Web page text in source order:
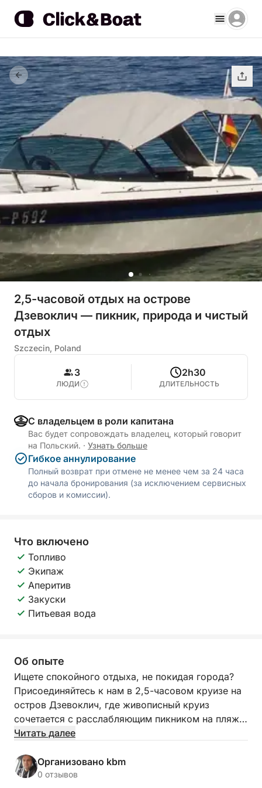
2,5-часовой отдых на острове
Дзевоклич — пикник, природа и чистый
отдых
Szczecin, Poland
3
ЛЮДИ
2h30
ДЛИТЕЛЬНОСТЬ
С владельцем в роли капитана
Вас будет сопровождать владелец, который говорит
на Польский. · Узнать больше
Гибкое аннулирование
Полный возврат при отмене не менее чем за 24 часа
до начала бронирования (за исключением сервисных
сборов и комиссии).
Что включено
Топливо
Экипаж
Аперитив
Закуски
Питьевая вода
Об опыте
Ищете спокойного отдыха, не покидая города?
Присоединяйтесь к нам в 2,5-часовом круизе на
остров Дзевоклич, где живописный круиз
сочетается с расслабляющим пикником на пляже
— идеальный способ замедлиться, расслабиться
Отправляясь из Щецина, мы отправимся по
Читать далее
Организовано kbm
0 отзывов